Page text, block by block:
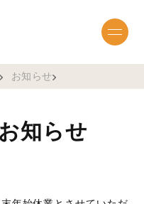
お知らせ
知らせ